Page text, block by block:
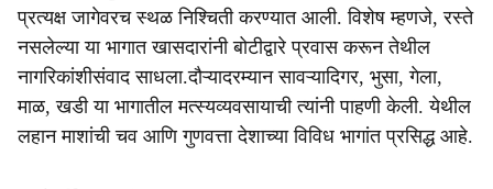
प्रत्यक्ष जागेवरच स्थळ निश्‍चिती करण्यात आली. विशेष म्हणजे, रस्ते
नसलेल्या या भागात खासदारांनी बोटीद्वारे प्रवास करून तेथील
नागरिकांशीसंवाद साधला.​दौऱ्यादरम्यान सावऱ्यादिगर, भुसा, गेला,
माळ, खडी या भागातील मत्स्यव्यवसायाची त्यांनी पाहणी केली. येथील
लहान माशांची चव आणि गुणवत्ता देशाच्या विविध भागांत प्रसिद्ध आहे.